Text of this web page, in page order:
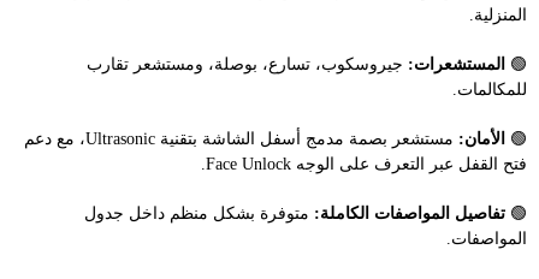
المنزلية.
🟢 المستشعرات: جيروسكوب، تسارع، بوصلة، ومستشعر تقارب
للمكالمات.
🟢 الأمان:
مستشعر بصمة مدمج أسفل الشاشة بتقنية Ultrasonic، مع دعم
فتح القفل عبر التعرف على الوجه Face Unlock.
🟢 تفاصيل المواصفات الكاملة: متوفرة بشكل منظم داخل جدول
المواصفات.